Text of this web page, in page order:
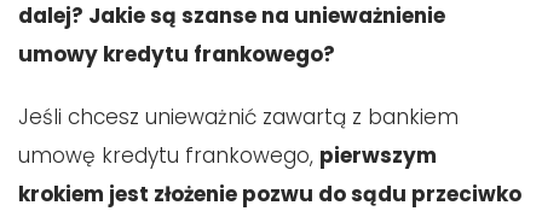
dalej? Jakie są szanse na unieważnienie
umowy kredytu frankowego?
Jeśli chcesz unieważnić zawartą z bankiem
umowę kredytu frankowego, pierwszym
krokiem jest złożenie pozwu do sądu przeciwko